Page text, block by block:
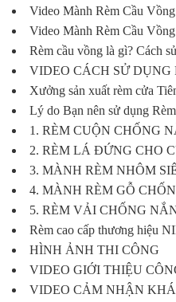
Video Mành Rèm Cầu
Video Mành Rèm Cầu
Rèm cầu vồng là gì? Cách
VIDEO CÁCH SỬ DỤNG
Xưởng sản xuất rèm cửa
Lý do Bạn nên sử dụng
1. RÈM CUỘN CHỐNG
2. RÈM LÁ ĐỨNG CHO
3. MÀNH RÈM NHÔM
4. MÀNH RÈM GỖ
5. RÈM VẢI CHỐNG
Rèm cao cấp thương hiệu
HÌNH ẢNH THI CÔNG
VIDEO GIỚI THIỆU
VIDEO CẢM NHẬN